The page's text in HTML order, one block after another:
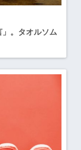
。タオルソム